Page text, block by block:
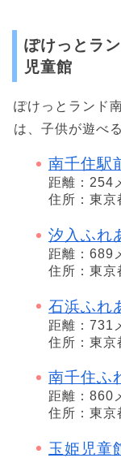
ぽけっとラ
児童館
ぽけっとランド
は、子供が遊べ
南千住駅
距離：254
住所：東
汐入ふれ
距離：689
住所：東京
石浜ふれ
距離：731
住所：東京
南千住ふ
距離：860
住所：東
玉姫児童